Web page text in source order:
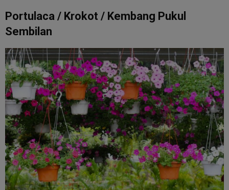
Portulaca / Krokot / Kembang Pukul
Sembilan